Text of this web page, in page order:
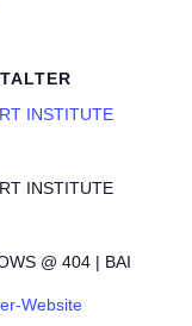
INSTITUTE
INSTITUTE
@ 404 | BAI
Website